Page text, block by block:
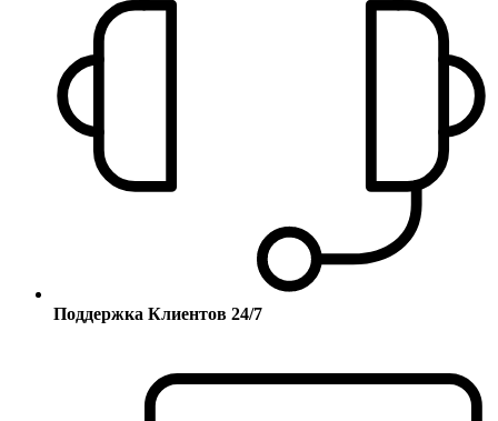
Поддержка Клиентов 24/7